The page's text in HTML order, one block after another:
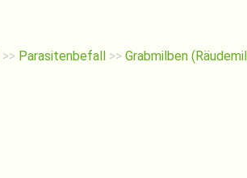
>> Parasitenbefall >> Grabmilben